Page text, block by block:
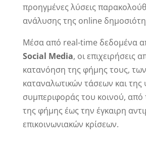
προηγμένες λύσεις
ανάλυσης της online
Μέσα από real-time δεδομένα
Social Media, οι επιχειρήσεις
κατανόηση της φήμης τους, των
καταναλωτικών τάσεων και της
συμπεριφοράς του κοινού, από
της φήμης έως την έγκαιρη
επικοινωνιακών κρίσεων.